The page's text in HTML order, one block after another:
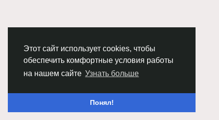
Этот сайт использует cookies, чтобы
обеспечить комфортные условия работы
на нашем сайте Узнать больше
Понял!